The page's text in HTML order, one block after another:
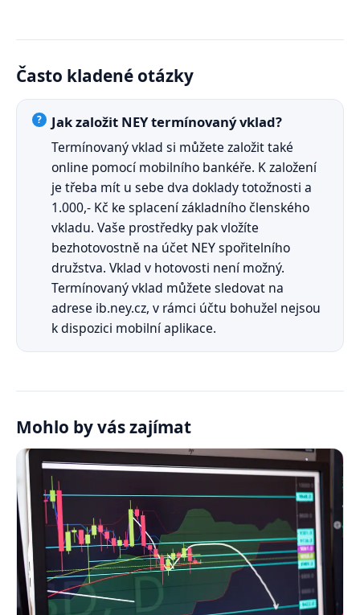
Často kladené otázky
Jak založit NEY termínovaný vklad?
Termínovaný vklad si můžete založit také
online pomocí mobilního bankéře. K založení
je třeba mít u sebe dva doklady totožnosti a
1.000,- Kč ke splacení základního členského
vkladu. Vaše prostředky pak vložíte
bezhotovostně na účet NEY spořitelního
družstva. Vklad v hotovosti není možný.
Termínovaný vklad můžete sledovat na
adrese ib.ney.cz, v rámci účtu bohužel nejsou
k dispozici mobilní aplikace.
Mohlo by vás zajímat